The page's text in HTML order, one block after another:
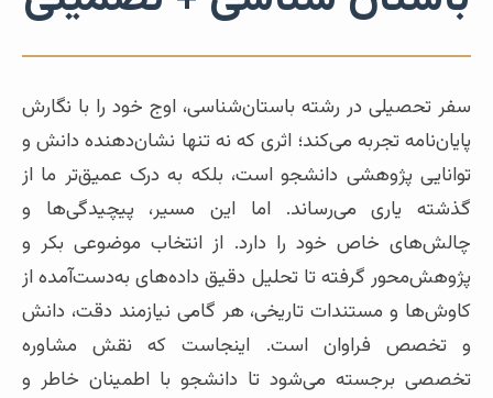
سفر تحصیلی در رشته باستان‌شناسی، اوج خود را با نگارش
پایان‌نامه تجربه می‌کند؛ اثری که نه تنها نشان‌دهنده دانش و
توانایی پژوهشی دانشجو است، بلکه به درک عمیق‌تر ما از
گذشته یاری می‌رساند. اما این مسیر، پیچیدگی‌ها و
چالش‌های خاص خود را دارد. از انتخاب موضوعی بکر و
پژوهش‌محور گرفته تا تحلیل دقیق داده‌های به‌دست‌آمده از
کاوش‌ها و مستندات تاریخی، هر گامی نیازمند دقت، دانش
و تخصص فراوان است. اینجاست که نقش مشاوره
تخصصی برجسته می‌شود تا دانشجو با اطمینان خاطر و